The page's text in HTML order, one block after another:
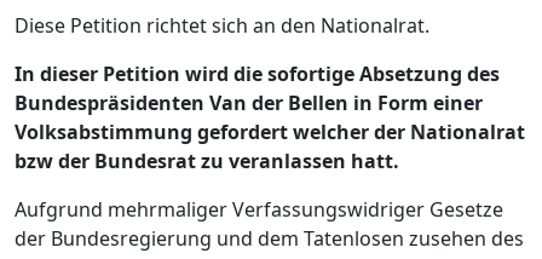
Diese Petition richtet sich an den Nationalrat.
In dieser Petition wird die sofortige Absetzung des
Bundespräsidenten Van der Bellen in Form einer
Volksabstimmung gefordert welcher der Nationalrat
bzw der Bundesrat zu veranlassen hatt.
Aufgrund mehrmaliger Verfassungswidriger Gesetze
der Bundesregierung und dem Tatenlosen zusehen des